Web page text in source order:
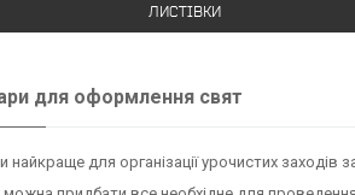
ЛИСТІВКИ
для оформлення свят
найкраще для організації урочистих заходів